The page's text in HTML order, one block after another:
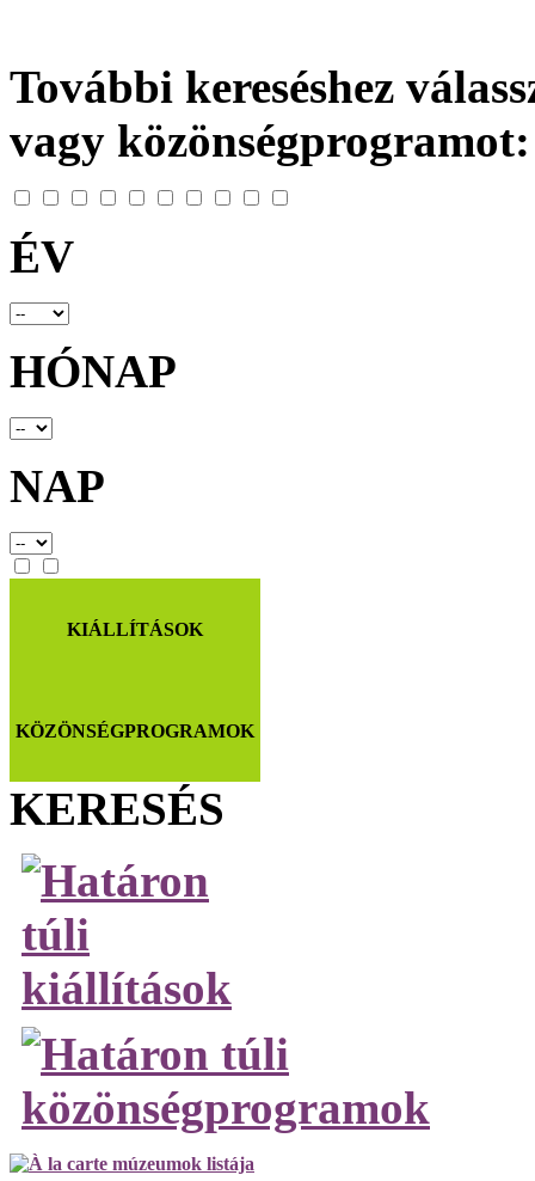
További kereséshez
vagy közönségprogramot:
ÉV
HÓNAP
NAP
KIÁLLÍTÁSOK
KÖZÖNSÉGPROGRAMOK
KERESÉS